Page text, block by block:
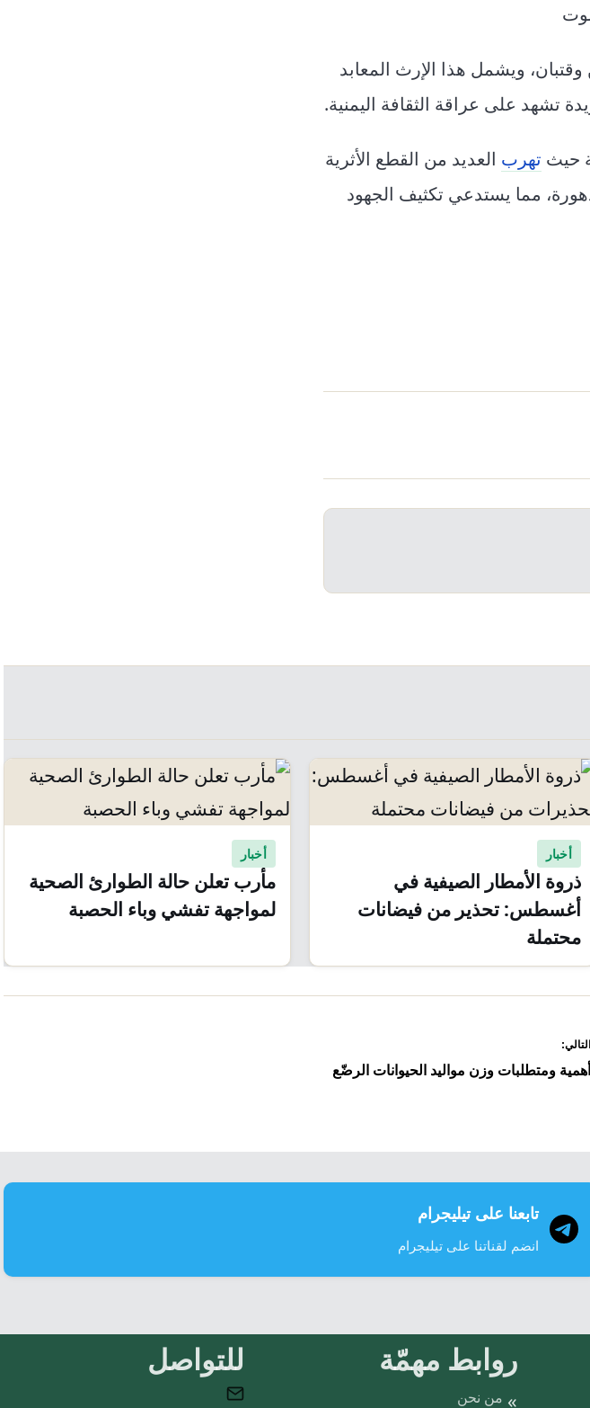
وقتبان، ويشمل هذا الإرث المعابد
تشهد على عراقة الثقافة اليمنية.
حيث تهرب العديد من القطع الأثرية
مما يستدعي تكثيف الجهود
أخبار
ذروة الأمطار الصيفية في
أغسطس: تحذير من فيضانات
محتملة
أخبار
مأرب تعلن حالة الطوارئ الصحية
لمواجهة تفشي وباء الحصبة
التالي:
أهمية ومتطلبات وزن مواليد الحيوانات الرضّع
تابعنا على تيليجرام
انضم لقناتنا على تيليجرام
روابط مهمّة
من نحن
للتواصل